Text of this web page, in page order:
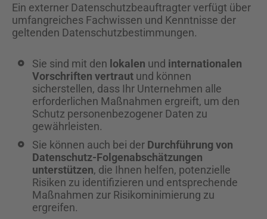
Ein externer Datenschutzbeauftragter verfügt über
umfangreiches Fachwissen und Kenntnisse der
geltenden Datenschutzbestimmungen.
Sie sind mit den lokalen und internationalen
Vorschriften vertraut und können
sicherstellen, dass Ihr Unternehmen alle
erforderlichen Maßnahmen ergreift, um den
Schutz personenbezogener Daten zu
gewährleisten.
Sie können auch bei der Durchführung von
Datenschutz-Folgenabschätzungen
unterstützen, die Ihnen helfen, potenzielle
Risiken zu identifizieren und entsprechende
Maßnahmen zur Risikominimierung zu
ergreifen.